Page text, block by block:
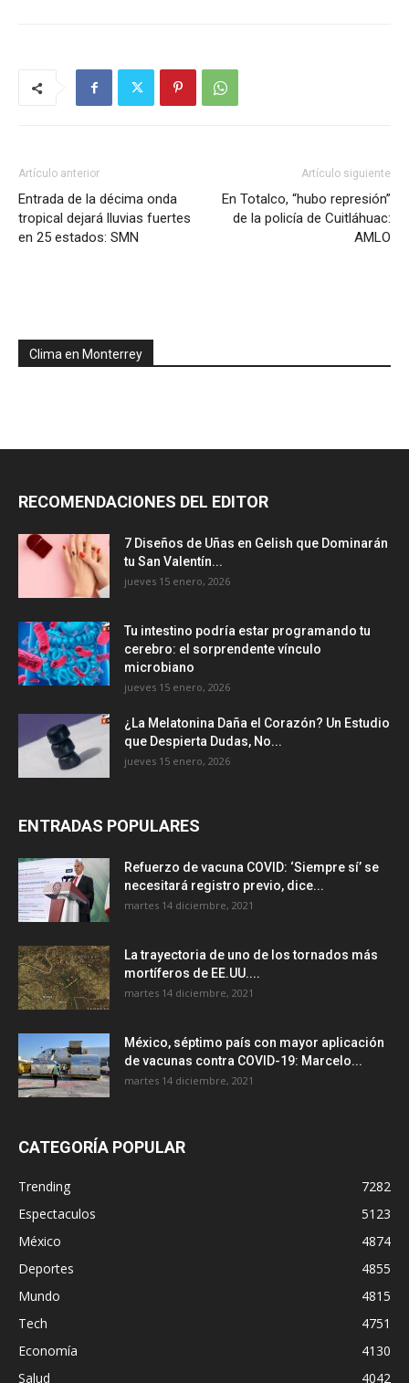
Artículo anterior
Entrada de la décima onda
tropical dejará lluvias fuertes
en 25 estados: SMN
Artículo siguiente
En Totalco, “hubo represión”
de la policía de Cuitláhuac:
AMLO
Clima en Monterrey
RECOMENDACIONES DEL EDITOR
7 Diseños de Uñas en Gelish que Dominarán
tu San Valentín...
jueves 15 enero, 2026
Tu intestino podría estar programando tu
cerebro: el sorprendente vínculo
microbiano
jueves 15 enero, 2026
¿La Melatonina Daña el Corazón? Un Estudio
que Despierta Dudas, No...
jueves 15 enero, 2026
ENTRADAS POPULARES
Refuerzo de vacuna COVID: ‘Siempre sí’ se
necesitará registro previo, dice...
martes 14 diciembre, 2021
La trayectoria de uno de los tornados más
mortíferos de EE.UU....
martes 14 diciembre, 2021
México, séptimo país con mayor aplicación
de vacunas contra COVID-19: Marcelo...
martes 14 diciembre, 2021
CATEGORÍA POPULAR
Trending
7282
Espectaculos
5123
México
4874
Deportes
4855
Mundo
4815
Tech
4751
Economía
4130
Salud
4042